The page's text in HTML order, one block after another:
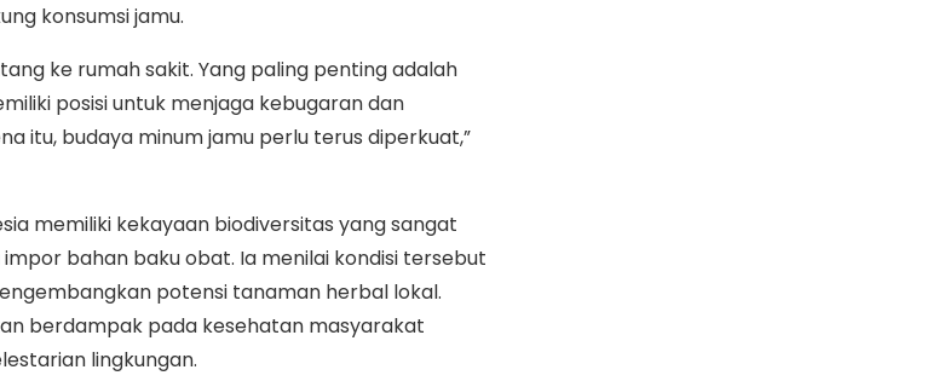
konsumsi jamu.
ke rumah sakit. Yang paling penting adalah
posisi untuk menjaga kebugaran dan
itu, budaya minum jamu perlu terus diperkuat,”
memiliki kekayaan biodiversitas yang sangat
bahan baku obat. Ia menilai kondisi tersebut
potensi tanaman herbal lokal.
berdampak pada kesehatan masyarakat
lingkungan.